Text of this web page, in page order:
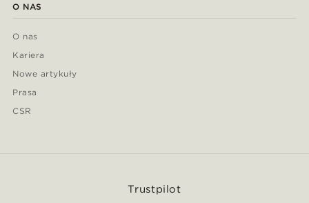
O NAS
O nas
Kariera
Nowe artykuły
Prasa
CSR
Trustpilot